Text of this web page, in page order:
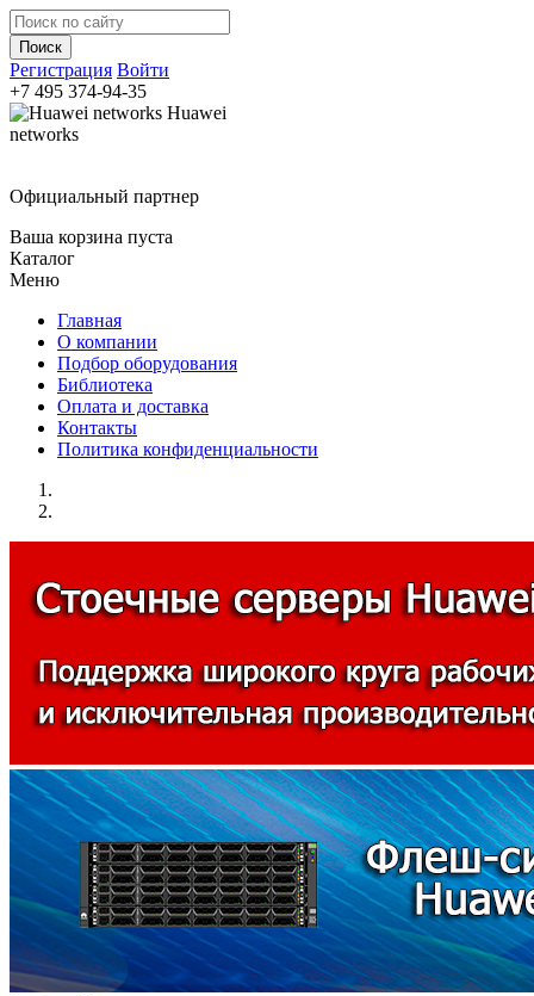
Регистрация Войти
+7 495 374-94-35
Huawei
networks
Официальный партнер
Ваша корзина пуста
Каталог
Меню
Главная
О компании
Подбор оборудования
Библиотека
Оплата и доставка
Контакты
Политика конфиденциальности